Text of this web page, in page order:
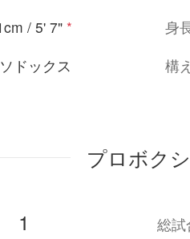
/ 5' 7" * 身
ドックス
構え
プロボク
1 総試